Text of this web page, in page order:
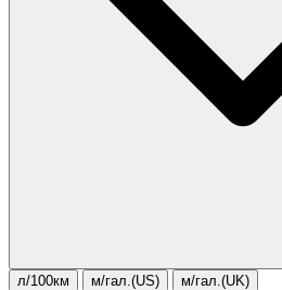
л/100км м/гал.(US) м/гал.(UK)